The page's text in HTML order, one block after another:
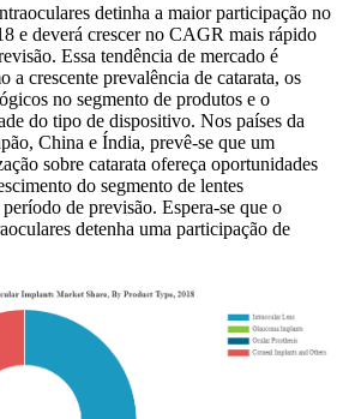
detinha a maior participação no
e deverá crescer no CAGR mais rápido
Essa tendência de mercado é
a crescente prevalência de catarata, os
no segmento de produtos e o
do tipo de dispositivo. Nos países da
China e Índia, prevê-se que um
sobre catarata ofereça oportunidades
do segmento de lentes
de previsão. Espera-se que o
detenha uma participação de